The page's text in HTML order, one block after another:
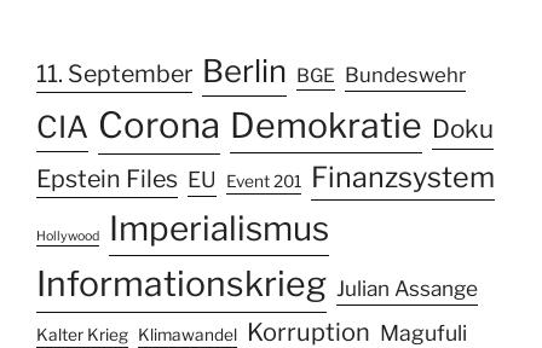
11. September Berlin BGE Bundeswehr
CIA Corona Demokratie Doku
Epstein Files EU Event 201 Finanzsystem
Hollywood
Imperialismus
Informationskrieg Julian Assange
Kalter Krieg Klimawandel Korruption Magufuli